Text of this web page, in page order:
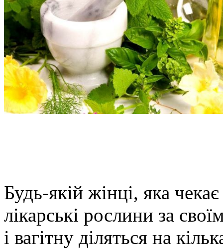
Будь-якій жінці, яка
лікарські рослини за
і вагітну діляться на